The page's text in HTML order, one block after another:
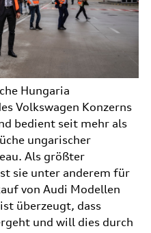
Hungaria
Volkswagen Konzerns
bedient seit mehr als
ungarischer
Als größter
sie unter anderem für
von Audi Modellen
überzeugt, dass
und will dies durch